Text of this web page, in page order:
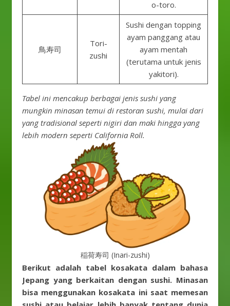
o-toro.
鳥寿司
Tori-
zushi
Sushi dengan topping
ayam panggang atau
ayam mentah
(terutama untuk jenis
yakitori).
Tabel ini mencakup berbagai jenis sushi yang
mungkin minasan temui di restoran sushi, mulai dari
yang tradisional seperti nigiri dan maki hingga yang
lebih modern seperti California Roll.
稲荷寿司 (Inari-zushi)
Berikut adalah tabel kosakata dalam bahasa
Jepang yang berkaitan dengan sushi. Minasan
bisa menggunakan kosakata ini saat memesan